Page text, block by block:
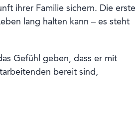
ihrer Familie sichern. Die erste
lang halten kann – es steht
Gefühl geben, dass er mit
bereit sind,